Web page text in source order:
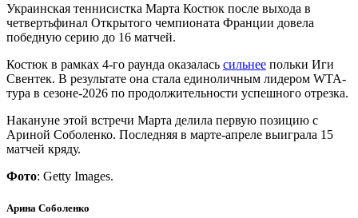
Украинская теннисистка Марта Костюк после выхода в
четвертьфинал Открытого чемпионата Франции довела
победную серию до 16 матчей.
Костюк в рамках 4-го раунда оказалась сильнее польки Иги
Свентек. В результате она стала единоличным лидером WTA-
тура в сезоне-2026 по продолжительности успешного отрезка.
Накануне этой встречи Марта делила первую позицию с
Ариной Соболенко. Последняя в марте-апреле выиграла 15
матчей кряду.
Фото: Getty Images.
Арина Соболенко